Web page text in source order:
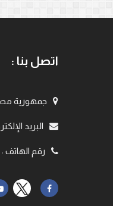
اتصل بنا :
جمهورية
البريد
رقم الهاتف: